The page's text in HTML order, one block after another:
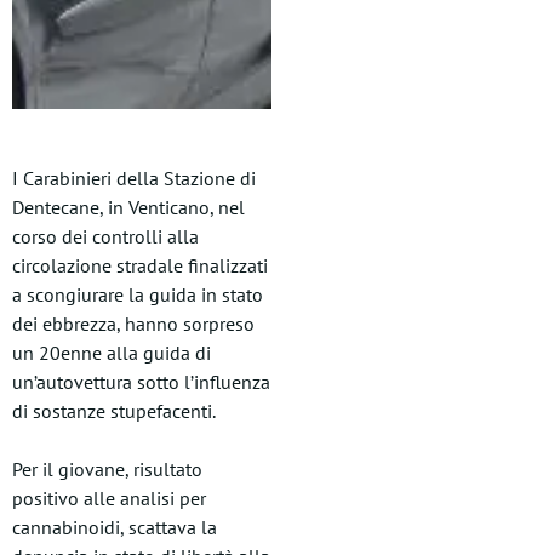
I Carabinieri della Stazione di
Dentecane, in Venticano, nel
corso dei controlli alla
circolazione stradale finalizzati
a scongiurare la guida in stato
dei ebbrezza, hanno sorpreso
un 20enne alla guida di
un’autovettura sotto l’influenza
di sostanze stupefacenti.
Per il giovane, risultato
positivo alle analisi per
cannabinoidi, scattava la